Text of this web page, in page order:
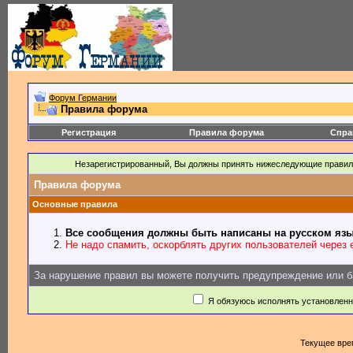
Форум Германии
Правила форума
Регистрация Правила форума
Незарегистрированный, Вы должны принять нижеследующие
Правила форума
Основные правила
Все сообщения должны быть написаны на русском
Не надо спамить, оскорблять других пользователей
За нарушение правил вы можете получить предупреждение или
Я обязуюсь исполнять
Текущее